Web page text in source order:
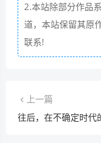
2.本站除部分作品
道，本站保留其原
联系!
上一篇